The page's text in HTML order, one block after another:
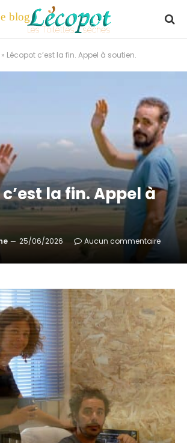
» Lécopot c’est la fin. Appel à soutien.
la fin. Appel à
25/06/2026 Aucun commentaire